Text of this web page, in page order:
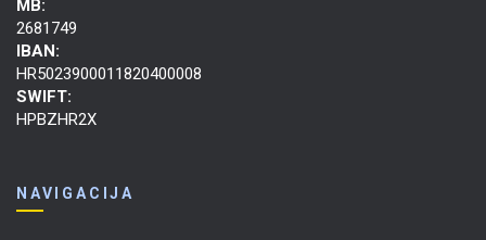
MB:
2681749
IBAN:
HR5023900011820400008
SWIFT:
HPBZHR2X
NAVIGACIJA